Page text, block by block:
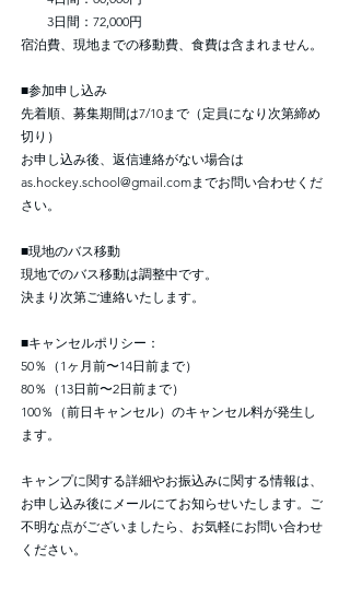
3日間：72,000円
宿泊費、現地までの移動費、食費は含まれません。
■参加申し込み
先着順、募集期間は7/10まで（定員になり次第締め
切り）
お申し込み後、返信連絡がない場合は
as.hockey.school@gmail.comまでお問い合わせくだ
さい。
■現地のバス移動
現地でのバス移動は調整中です。
決まり次第ご連絡いたします。
■キャンセルポリシー：
50％（1ヶ月前〜14日前まで）
80％（13日前〜2日前まで）
100％（前日キャンセル）のキャンセル料が発生し
ます。
キャンプに関する詳細やお振込みに関する情報は、
お申し込み後にメールにてお知らせいたします。ご
不明な点がございましたら、お気軽にお問い合わせ
ください。